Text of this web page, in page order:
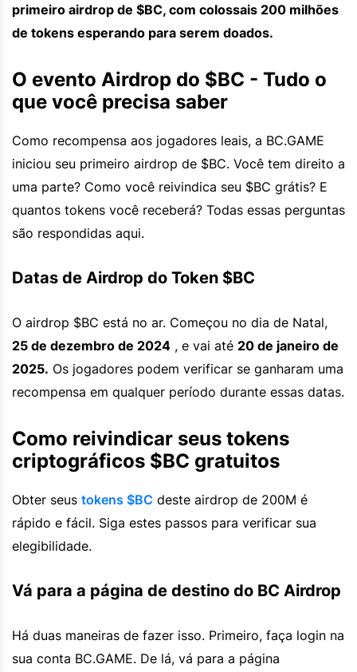
primeiro airdrop de $BC, com colossais 200 milhões
de tokens esperando para serem doados.
O evento Airdrop do $BC - Tudo o
que você precisa saber
Como recompensa aos jogadores leais, a BC.GAME
iniciou seu primeiro airdrop de $BC. Você tem direito a
uma parte? Como você reivindica seu $BC grátis? E
quantos tokens você receberá? Todas essas perguntas
são respondidas aqui.
Datas de Airdrop do Token $BC
O airdrop $BC está no ar. Começou no dia de Natal,
25 de dezembro de 2024 , e vai até 20 de janeiro de
2025. Os jogadores podem verificar se ganharam uma
recompensa em qualquer período durante essas datas.
Como reivindicar seus tokens
criptográficos $BC gratuitos
Obter seus tokens $BC deste airdrop de 200M é
rápido e fácil. Siga estes passos para verificar sua
elegibilidade.
Vá para a página de destino do BC Airdrop
Há duas maneiras de fazer isso. Primeiro, faça login na
sua conta BC.GAME. De lá, vá para a página